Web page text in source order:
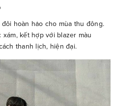
hoàn hảo cho mùa thu đông.
kết hợp với blazer màu
thanh lịch, hiện đại.